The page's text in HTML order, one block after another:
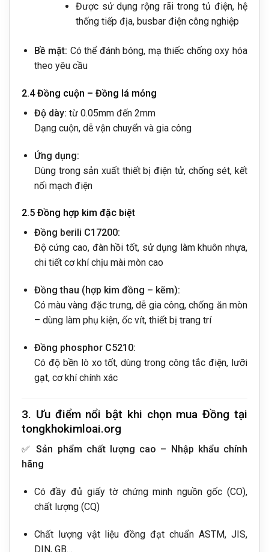
Được sử dụng rộng rãi trong tủ điện, hệ
thống tiếp địa, busbar điện công nghiệp
Bề mặt: Có thể đánh bóng, mạ thiếc chống oxy hóa
theo yêu cầu
2.4 Đồng cuộn – Đồng lá mỏng
Độ dày: từ 0.05mm đến 2mm
Dạng cuộn, dễ vận chuyển và gia công
Ứng dụng:
Dùng trong sản xuất thiết bị điện tử, chống sét, kết
nối mạch điện
2.5 Đồng hợp kim đặc biệt
Đồng berili C17200:
Độ cứng cao, đàn hồi tốt, sử dụng làm khuôn nhựa,
chi tiết cơ khí chịu mài mòn cao
Đồng thau (hợp kim đồng – kẽm):
Có màu vàng đặc trưng, dễ gia công, chống ăn mòn
– dùng làm phụ kiện, ốc vít, thiết bị trang trí
Đồng phosphor C5210:
Có độ bền lò xo tốt, dùng trong công tắc điện, lưỡi
gạt, cơ khí chính xác
3. Ưu điểm nổi bật khi chọn mua Đồng tại
tongkhokimloai.org
✅Sản phẩm chất lượng cao – Nhập khẩu chính
hãng
Có đầy đủ giấy tờ chứng minh nguồn gốc (CO),
chất lượng (CQ)
Chất lượng vật liệu đồng đạt chuẩn ASTM, JIS,
DIN, GB…